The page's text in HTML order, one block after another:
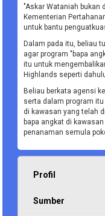
"Askar Wataniah bukan
Kementerian
untuk bantu
Dalam pada itu, beliau
agar program "bapa
itu untuk
Highlands seperti
Beliau berkata agensi
serta dalam program
di kawasan yang telah
bapa angkat di
penanaman semula
Profil
Sumber